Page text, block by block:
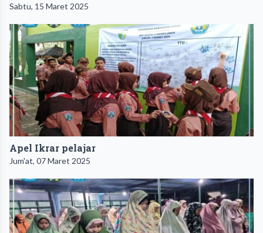
Sabtu, 15 Maret 2025
Apel Ikrar pelajar
Jum'at, 07 Maret 2025